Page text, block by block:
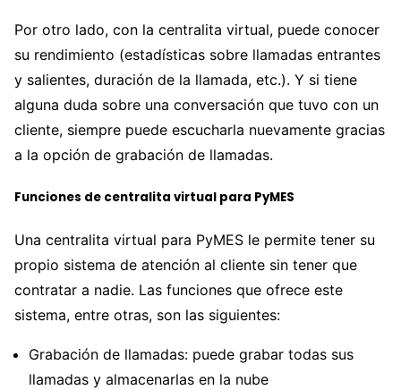
Por otro lado, con la centralita virtual, puede conocer
su rendimiento (estadísticas sobre llamadas entrantes
y salientes, duración de la llamada, etc.). Y si tiene
alguna duda sobre una conversación que tuvo con un
cliente, siempre puede escucharla nuevamente gracias
a la opción de grabación de llamadas.
Funciones de centralita virtual para PyMES
Una centralita virtual para PyMES le permite tener su
propio sistema de atención al cliente sin tener que
contratar a nadie. Las funciones que ofrece este
sistema, entre otras, son las siguientes:
Grabación de llamadas: puede grabar todas sus
llamadas y almacenarlas en la nube